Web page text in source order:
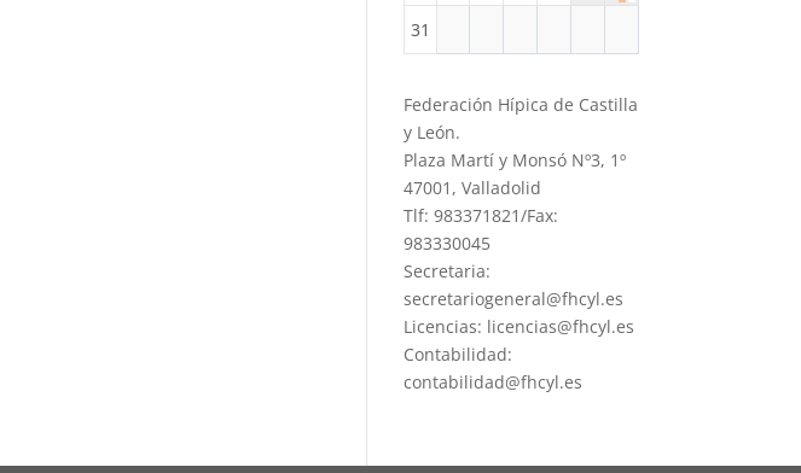
31
Federación Hípica de Castilla
y León.
Plaza Martí y Monsó Nº3, 1º
47001, Valladolid
Tlf: 983371821/Fax:
983330045
Secretaria:
secretariogeneral@fhcyl.es
Licencias: licencias@fhcyl.es
Contabilidad:
contabilidad@fhcyl.es